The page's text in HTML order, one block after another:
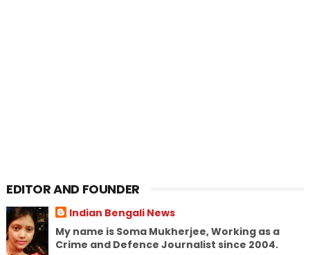
EDITOR AND FOUNDER
Indian Bengali News
My name is Soma Mukherjee, Working as a
Crime and Defence Journalist since 2004.